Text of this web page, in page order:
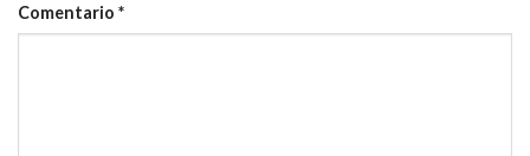
Comentario *